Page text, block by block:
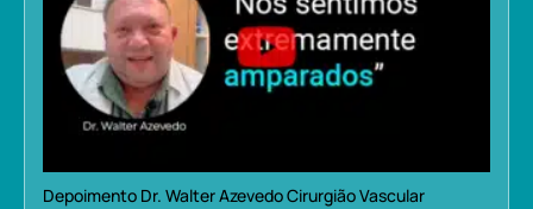
Depoimento Dr. Walter Azevedo Cirurgião Vascular